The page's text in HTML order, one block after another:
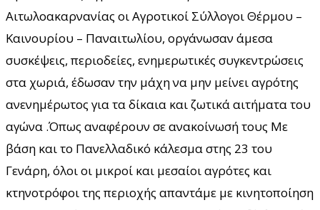
Αιτωλοακαρνανίας οι Αγροτικοί Σύλλογοι Θέρμου –
Καινουρίου – Παναιτωλίου, οργάνωσαν άμεσα
συσκέψεις, περιοδείες, ενημερωτικές συγκεντρώσεις
στα χωριά, έδωσαν την μάχη να μην μείνει αγρότης
ανενημέρωτος για τα δίκαια και ζωτικά αιτήματα του
αγώνα .Όπως αναφέρουν σε ανακοίνωσή τους Με
βάση και το Πανελλαδικό κάλεσμα στης 23 του
Γενάρη, όλοι οι μικροί και μεσαίοι αγρότες και
κτηνοτρόφοι της περιοχής απαντάμε με κινητοποίηση